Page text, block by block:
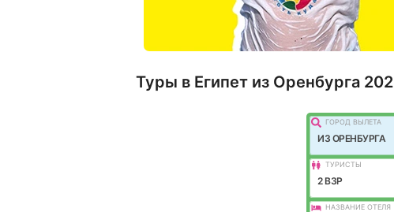
Туры в Египет из Оренбурга
ГОРОД ВЫЛEТА
ИЗ ОРЕНБУРГА
ТУРИСТЫ
2 ВЗР
НАЗВАНИЕ ОТЕЛЯ